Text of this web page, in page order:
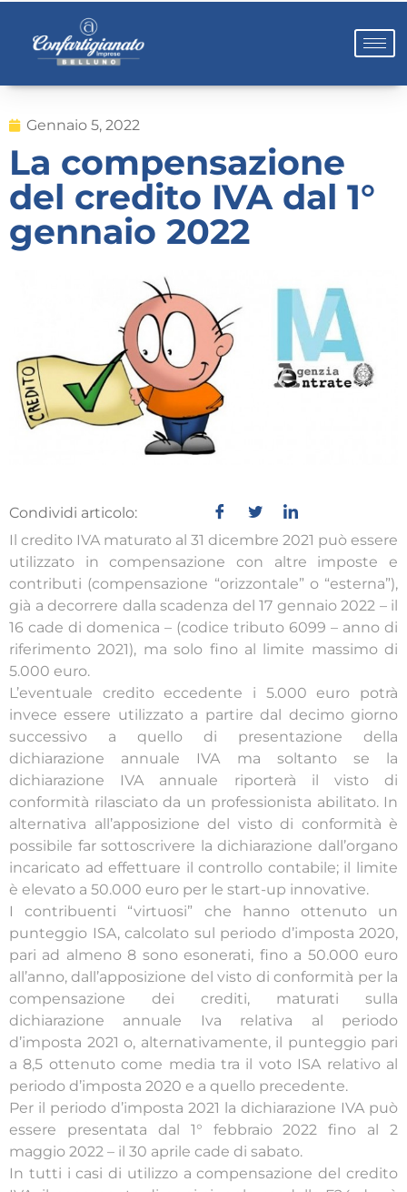
Gennaio 5, 2022
La compensazione
del credito IVA dal 1°
gennaio 2022
Condividi articolo:
Il credito IVA maturato al 31 dicembre 2021 può essere
utilizzato in compensazione con altre imposte e
contributi (compensazione “orizzontale” o “esterna”),
già a decorrere dalla scadenza del 17 gennaio 2022 – il
16 cade di domenica – (codice tributo 6099 – anno di
riferimento 2021), ma solo fino al limite massimo di
5.000 euro.
L’eventuale credito eccedente i 5.000 euro potrà
invece essere utilizzato a partire dal decimo giorno
successivo a quello di presentazione della
dichiarazione annuale IVA ma soltanto se la
dichiarazione IVA annuale riporterà il visto di
conformità rilasciato da un professionista abilitato. In
alternativa all’apposizione del visto di conformità è
possibile far sottoscrivere la dichiarazione dall’organo
incaricato ad effettuare il controllo contabile; il limite
è elevato a 50.000 euro per le start-up innovative.
I contribuenti “virtuosi” che hanno ottenuto un
punteggio ISA, calcolato sul periodo d’imposta 2020,
pari ad almeno 8 sono esonerati, fino a 50.000 euro
all’anno, dall’apposizione del visto di conformità per la
compensazione dei crediti, maturati sulla
dichiarazione annuale Iva relativa al periodo
d’imposta 2021 o, alternativamente, il punteggio pari
a 8,5 ottenuto come media tra il voto ISA relativo al
periodo d’imposta 2020 e a quello precedente.
Per il periodo d’imposta 2021 la dichiarazione IVA può
essere presentata dal 1° febbraio 2022 fino al 2
maggio 2022 – il 30 aprile cade di sabato.
In tutti i casi di utilizzo a compensazione del credito